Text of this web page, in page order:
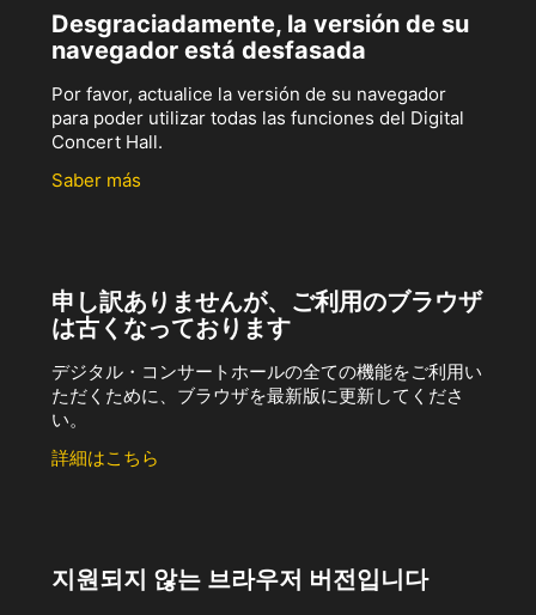
Desgraciadamente, la versión de su
navegador está desfasada
Por favor, actualice la versión de su navegador
para poder utilizar todas las funciones del Digital
Concert Hall.
Saber más
申し訳ありませんが、ご利用のブラウザ
は古くなっております
デジタル・コンサートホールの全ての機能をご利用い
ただくために、ブラウザを最新版に更新してくださ
い。
詳細はこちら
지원되지 않는 브라우저 버전입니다